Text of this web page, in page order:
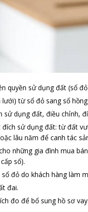
quyền sử dụng đất (sổ
lưới) từ sổ đỏ sang sổ
sử dụng đất, điều chỉnh,
đích sử dụng đất: từ đất
lâu năm để canh tác
những gia đình mua
sổ).
sổ đỏ do khách hàng làm
đai.
đo để bổ sung hồ sơ